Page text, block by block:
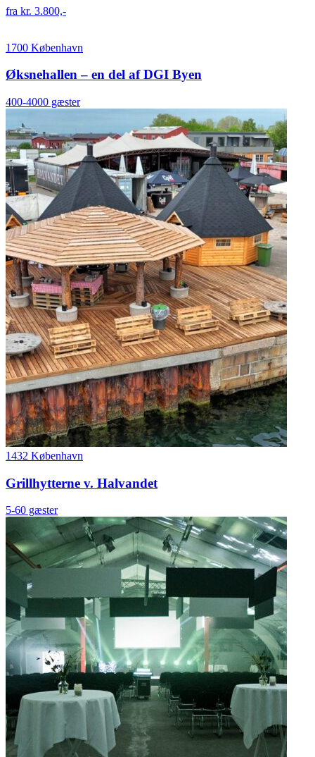
fra kr. 3.800,-
1700 København
Øksnehallen – en del af DGI Byen
400-4000 gæster
1432 København
Grillhytterne v. Halvandet
5-60 gæster